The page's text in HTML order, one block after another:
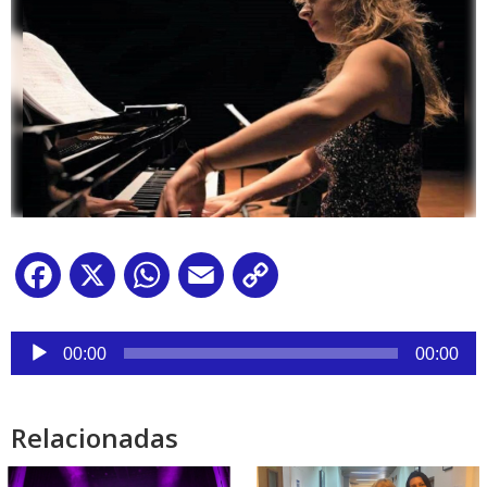
Facebook
X WhatsApp
Email
Reproductor
audio
00:00 00:00
Relacionadas